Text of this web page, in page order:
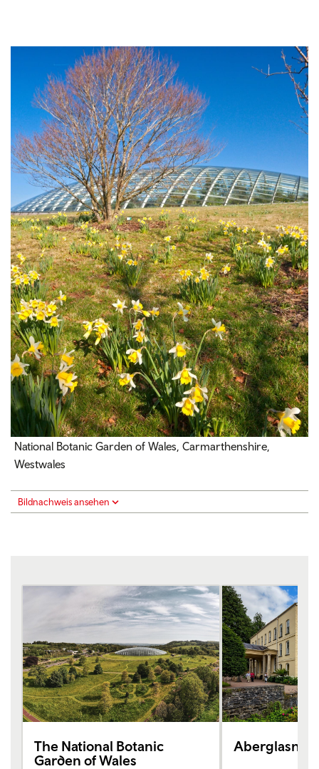
National Botanic Garden of Wales, Carmarthenshire,
Westwales
Bildnachweis ansehen
The National Botanic
Garden of Wales
Aberglasney